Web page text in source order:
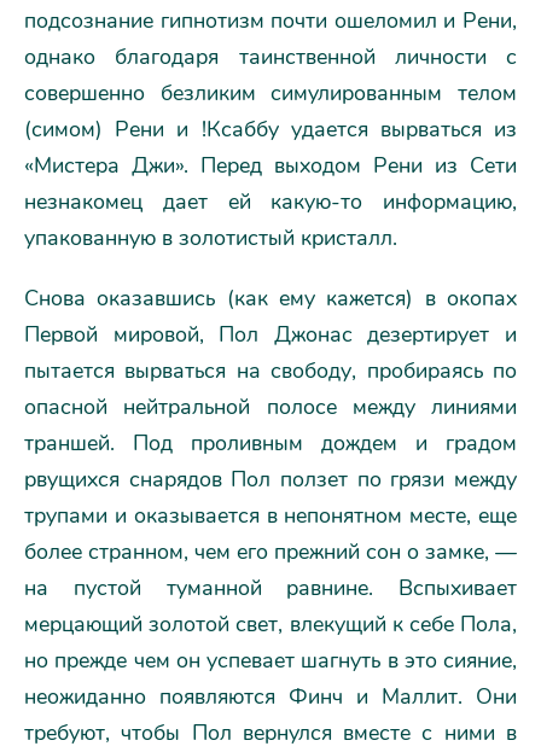
подсознание гипнотизм почти ошеломил и Рени,
однако благодаря таинственной личности с
совершенно безликим симулированным телом
(симом) Рени и !Ксаббу удается вырваться из
«Мистера Джи». Перед выходом Рени из Сети
незнакомец дает ей какую-то информацию,
упакованную в золотистый кристалл.
Снова оказавшись (как ему кажется) в окопах
Первой мировой, Пол Джонас дезертирует и
пытается вырваться на свободу, пробираясь по
опасной нейтральной полосе между линиями
траншей. Под проливным дождем и градом
рвущихся снарядов Пол ползет по грязи между
трупами и оказывается в непонятном месте, еще
более странном, чем его прежний сон о замке, —
на пустой туманной равнине. Вспыхивает
мерцающий золотой свет, влекущий к себе Пола,
но прежде чем он успевает шагнуть в это сияние,
неожиданно появляются Финч и Маллит. Они
требуют, чтобы Пол вернулся вместе с ними в